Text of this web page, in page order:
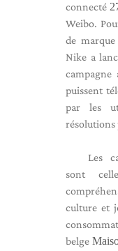
connecté
Weibo.
de
Nike a
campagne
puissent
par les
résolutions
Les
sont
culture et
belge